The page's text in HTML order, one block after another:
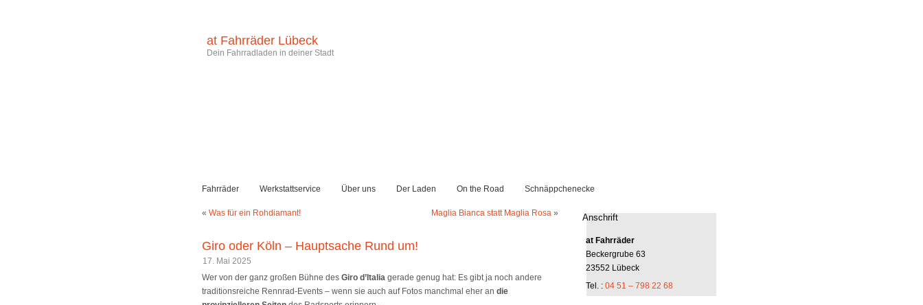
at Fahrräder Lübeck
Dein Fahrradladen in deiner Stadt
Fahrräder Werkstattservice Über uns Der Laden On the Road Schnäppchenecke
« Was für ein Rohdiamant! Maglia Bianca statt Maglia Rosa »
Giro oder Köln – Hauptsache Rund um!
17. Mai 2025
Wer von der ganz großen Bühne des Giro d’Italia gerade genug hat: Es gibt ja noch andere
traditionsreiche Rennrad-Events – wenn sie auch auf Fotos manchmal eher an die
Anschrift
at Fahrräder
Beckergrube 63
23552 Lübeck
Tel. : 04 51 – 798 22 68